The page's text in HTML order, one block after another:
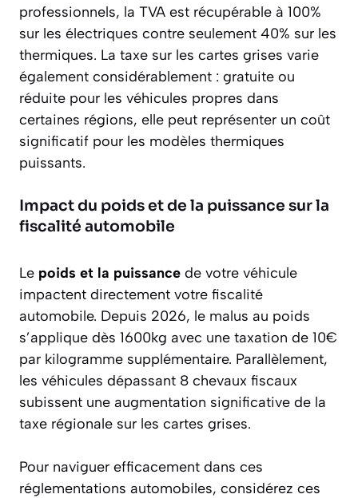
professionnels, la TVA est récupérable à 100%
sur les électriques contre seulement 40% sur les
thermiques. La taxe sur les cartes grises varie
également considérablement : gratuite ou
réduite pour les véhicules propres dans
certaines régions, elle peut représenter un coût
significatif pour les modèles thermiques
puissants.
Impact du poids et de la puissance sur la
fiscalité automobile
Le poids et la puissance de votre véhicule
impactent directement votre fiscalité
automobile. Depuis 2026, le malus au poids
s’applique dès 1600kg avec une taxation de 10€
par kilogramme supplémentaire. Parallèlement,
les véhicules dépassant 8 chevaux fiscaux
subissent une augmentation significative de la
taxe régionale sur les cartes grises.
Pour naviguer efficacement dans ces
réglementations automobiles, considérez ces